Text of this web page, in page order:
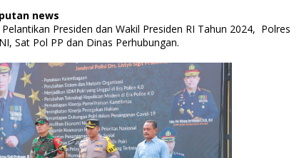
news
Presiden dan Wakil Presiden RI Tahun 2024, Polres
Sat Pol PP dan Dinas Perhubungan.